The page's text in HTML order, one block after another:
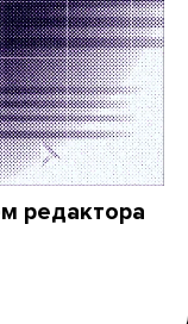
редактора